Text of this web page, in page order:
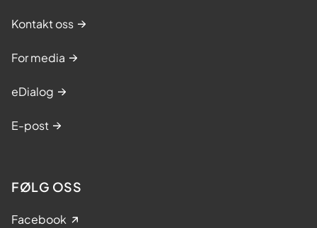
Kontakt oss
For media
eDialog
E-post
FØLG OSS
Facebook